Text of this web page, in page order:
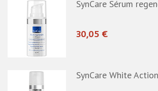
SynCare Sérum
30,05 €
SynCare White